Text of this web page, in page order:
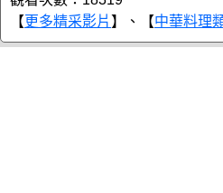
【更多精采影片 】、【中華料理